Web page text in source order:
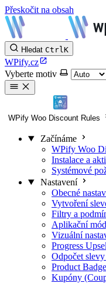
Přeskočit na obsah
Hledat CtrlK
WPify.cz
Vyberte motiv
WPify Woo Discount Rules
Začínáme
WPify Woo
Instalace a
Systémové
Nastavení
Obecné
Vytvoření
Filtry a
Aplikační
Vizuální
Progress
Odpočet
Product
Kupóny